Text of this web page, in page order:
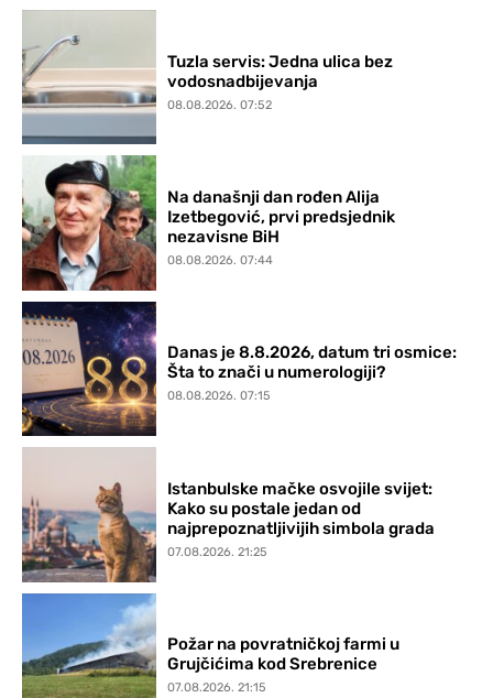
Tuzla servis: Jedna ulica bez
vodosnadbijevanja
08.08.2026. 07:52
Na današnji dan rođen Alija
Izetbegović, prvi predsjednik
nezavisne BiH
08.08.2026. 07:44
Danas je 8.8.2026, datum tri osmice:
Šta to znači u numerologiji?
08.08.2026. 07:15
Istanbulske mačke osvojile svijet:
Kako su postale jedan od
najprepoznatljivijih simbola grada
07.08.2026. 21:25
Požar na povratničkoj farmi u
Grujčićima kod Srebrenice
07.08.2026. 21:15